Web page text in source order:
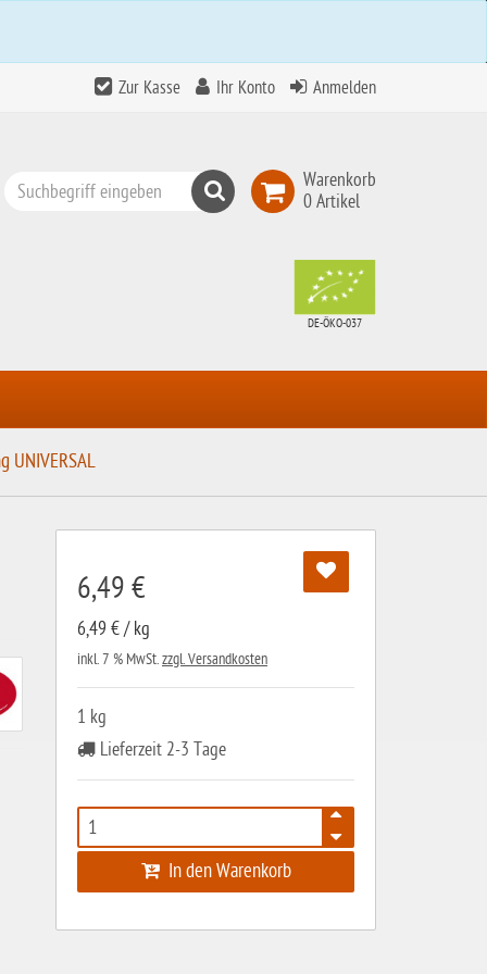
Zur Kasse Ihr Konto Anmelden
Warenkorb
0 Artikel
Suchen
DE-ÖKO-037
UNIVERSAL
6,49 €
6,49 € / kg
inkl. 7 % MwSt.zzgl. Versandkosten
1 kg
Lieferzeit 2-3 Tage
In den Warenkorb